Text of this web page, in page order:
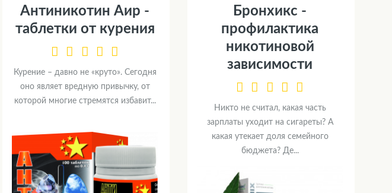
Антиникотин Аир -
таблетки от курения
Курение – давно не «круто». Сегодня
оно являет вредную привычку, от
которой многие стремятся избавит...
Бронхикс -
профилактика
никотиновой
зависимости
Никто не считал, какая часть
зарплаты уходит на сигареты? А
какая утекает доля семейного
бюджета? Де...